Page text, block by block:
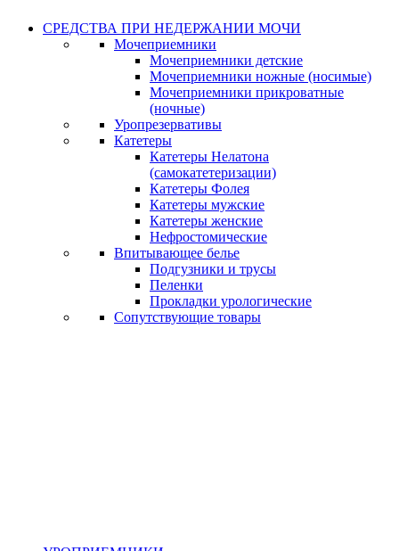
СРЕДСТВА ПРИ НЕДЕРЖАНИИ МОЧИ
Мочеприемники
Мочеприемники детские
Мочеприемники ножные (носимые)
Мочеприемники прикроватные
(ночные)
Уропрезервативы
Катетеры
Катетеры Нелатона
(самокатетеризации)
Катетеры Фолея
Катетеры мужские
Катетеры женские
Нефростомические
Впитывающее белье
Подгузники и трусы
Пеленки
Прокладки урологические
Сопутствующие товары